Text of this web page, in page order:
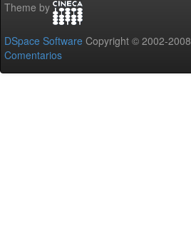
Theme by
DSpace Software Copyright © 2002-2008
Comentarios